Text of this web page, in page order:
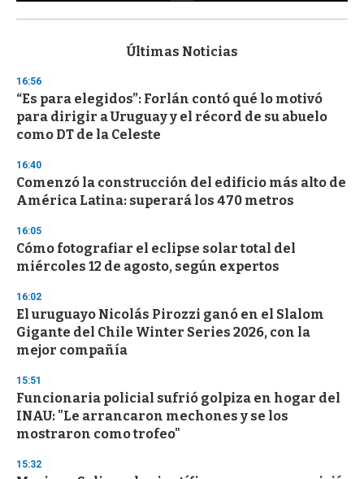
s
d
s
o
f
3
s
e
c
o
d
s
Últimas Noticias
16:56
“Es para elegidos”: Forlán contó qué lo motivó
para dirigir a Uruguay y el récord de su abuelo
como DT de la Celeste
16:40
Comenzó la construcción del edificio más alto de
América Latina: superará los 470 metros
16:05
Cómo fotografiar el eclipse solar total del
miércoles 12 de agosto, según expertos
16:02
El uruguayo Nicolás Pirozzi ganó en el Slalom
Gigante del Chile Winter Series 2026, con la
mejor compañía
15:51
Funcionaria policial sufrió golpiza en hogar del
INAU: "Le arrancaron mechones y se los
mostraron como trofeo"
15:32